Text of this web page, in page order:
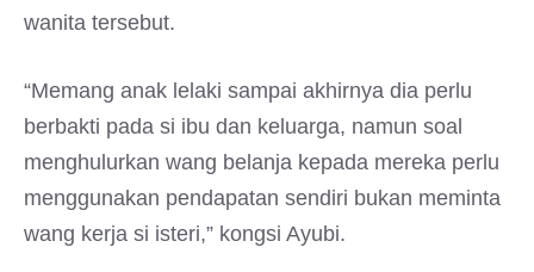
wanita tersebut.
“Memang anak lelaki sampai akhirnya dia perlu
berbakti pada si ibu dan keluarga, namun soal
menghulurkan wang belanja kepada mereka perlu
menggunakan pendapatan sendiri bukan meminta
wang kerja si isteri,” kongsi Ayubi.